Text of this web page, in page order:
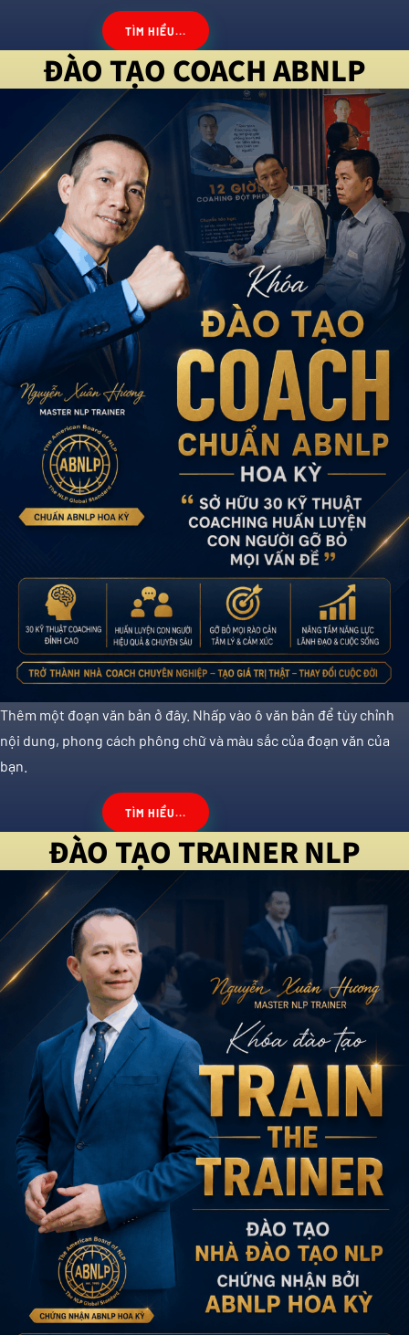
TÌM HIỂU...
ĐÀO TẠO COACH ABNLP
Thêm một đoạn văn bản ở đây. Nhấp vào ô văn bản để tùy chỉnh
nội dung, phong cách phông chữ và màu sắc của đoạn văn của
bạn.
TÌM HIỂU...
ĐÀO TẠO TRAINER NLP